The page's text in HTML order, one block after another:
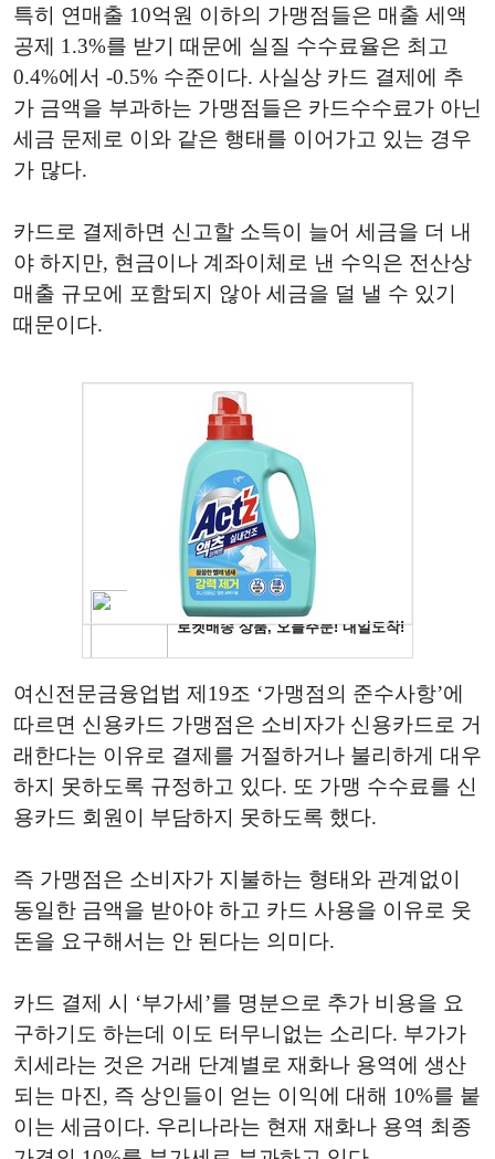
특히 연매출 10억원 이하의 가맹점들은 매출 세액
공제 1.3%를 받기 때문에 실질 수수료율은 최고
0.4%에서 -0.5% 수준이다. 사실상 카드 결제에 추
가 금액을 부과하는 가맹점들은 카드수수료가 아닌
세금 문제로 이와 같은 행태를 이어가고 있는 경우
가 많다.
카드로 결제하면 신고할 소득이 늘어 세금을 더 내
야 하지만, 현금이나 계좌이체로 낸 수익은 전산상
매출 규모에 포함되지 않아 세금을 덜 낼 수 있기
때문이다.
여신전문금융업법 제19조 ‘가맹점의 준수사항’에
따르면 신용카드 가맹점은 소비자가 신용카드로 거
래한다는 이유로 결제를 거절하거나 불리하게 대우
하지 못하도록 규정하고 있다. 또 가맹 수수료를 신
용카드 회원이 부담하지 못하도록 했다.
즉 가맹점은 소비자가 지불하는 형태와 관계없이
동일한 금액을 받아야 하고 카드 사용을 이유로 웃
돈을 요구해서는 안 된다는 의미다.
카드 결제 시 ‘부가세’를 명분으로 추가 비용을 요
구하기도 하는데 이도 터무니없는 소리다. 부가가
치세라는 것은 거래 단계별로 재화나 용역에 생산
되는 마진, 즉 상인들이 얻는 이익에 대해 10%를 붙
이는 세금이다. 우리나라는 현재 재화나 용역 최종